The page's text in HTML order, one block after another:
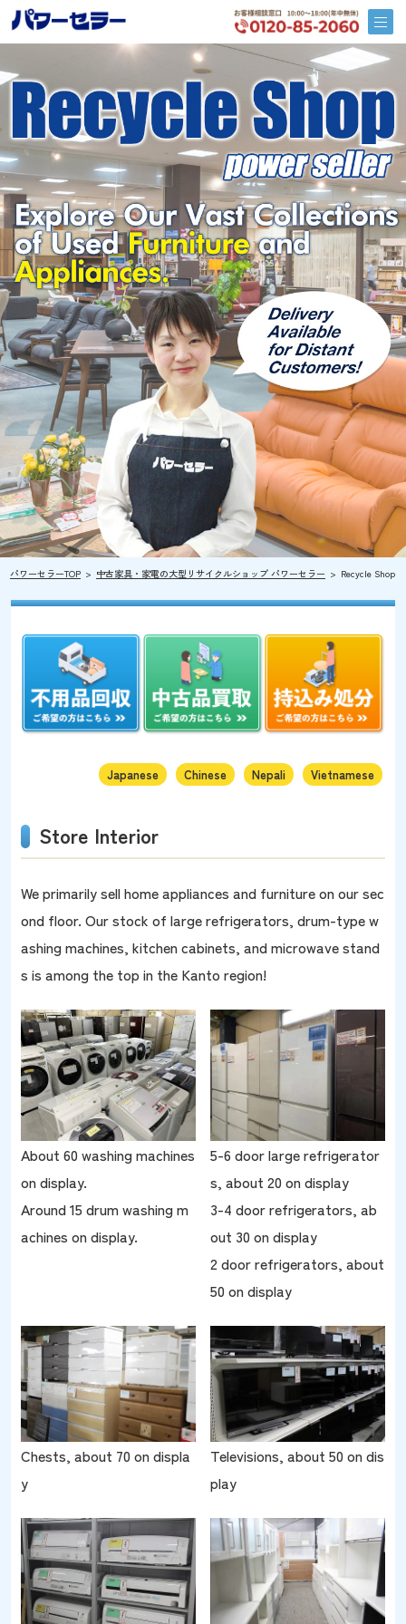
パワーセラーTOP 中古家具・家電の大型リサイクルショップ パワーセラー Recycle Shop
Japanese Chinese Nepali Vietnamese
Store Interior
We primarily sell home appliances and furniture on our sec
ond floor. Our stock of large refrigerators, drum-type w
ashing machines, kitchen cabinets, and microwave stand
s is among the top in the Kanto region!
About 60 washing machines
on display.
Around 15 drum washing m
achines on display.
5-6 door large refrigerator
s, about 20 on display
3-4 door refrigerators, ab
out 30 on display
2 door refrigerators, about
50 on display
Chests, about 70 on displa
y
Televisions, about 50 on dis
play